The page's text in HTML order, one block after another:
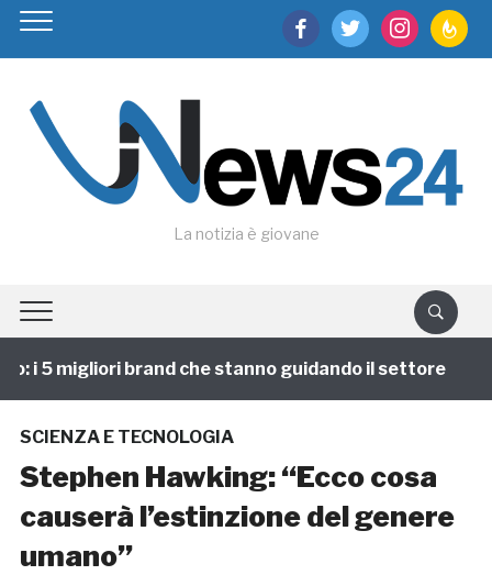
facebooktwitter instagram
La notizia è giovane
i 5 migliori brand che stanno guidando il settore
SCIENZA E TECNOLOGIA
Stephen Hawking: “Ecco cosa
causerà l’estinzione del genere
umano”